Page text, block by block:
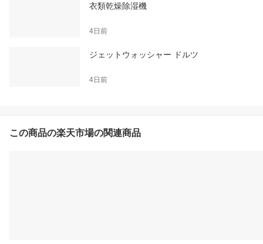
衣類乾燥除湿機
4日前
ジェットウォッシャー ドルツ
4日前
この商品の楽天市場の関連商品